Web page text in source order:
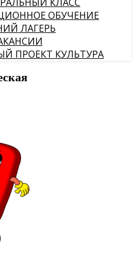
ОБУЧЕНИЕ
ЛАГЕРЬ
ПРОЕКТ КУЛЬТУРА